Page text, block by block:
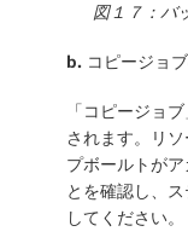
図１７：バ
b. コピージョ
「コピージョブ
されます。リ
プボールトが
とを確認し、
してください。